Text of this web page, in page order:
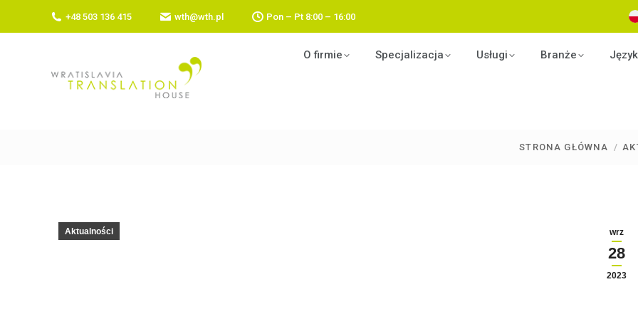
+48 503 136 415 wth@wth.pl Pon – Pt 8:00 – 16:00
O firmie Specjalizacja Usługi Branże
Jesteś tutaj:
STRONA GŁÓWNA
wrz
28
2023
Aktualności